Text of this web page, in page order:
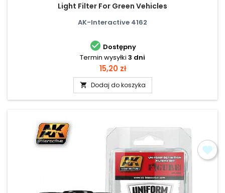
Light Filter For Green Vehicles
AK-Interactive 4162
 Dostępny
Termin wysyłki 3 dni
Cena
15,20 zł
 Dodaj do koszyka